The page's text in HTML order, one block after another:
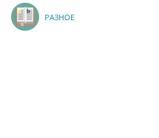
РАЗНОЕ